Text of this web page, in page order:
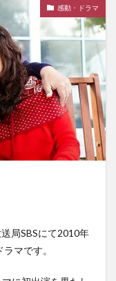
感動・ドラマ
局SBSにて2010年
マです。